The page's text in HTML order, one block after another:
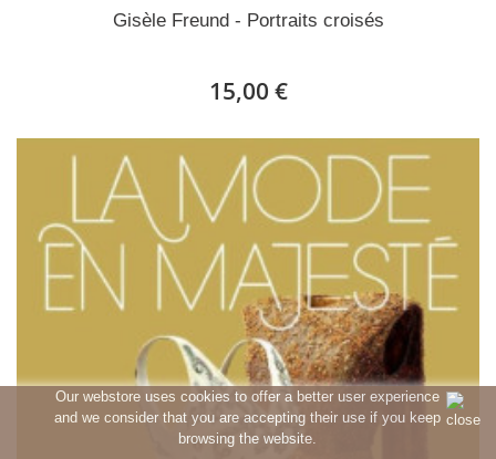
Our webstore uses cookies to offer a better user experience
and we consider that you are accepting their use if you keep
browsing the website.
Gisèle Freund - Portraits croisés
15,00 €